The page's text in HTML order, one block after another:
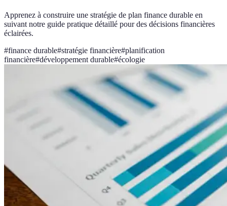
Apprenez à construire une stratégie de plan finance durable en
suivant notre guide pratique détaillé pour des décisions financières
éclairées.
#finance durable#stratégie financière#planification
financière#développement durable#écologie